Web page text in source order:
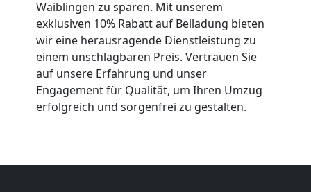
Waiblingen zu sparen. Mit unserem
exklusiven 10% Rabatt auf Beiladung bieten
wir eine herausragende Dienstleistung zu
einem unschlagbaren Preis. Vertrauen Sie
auf unsere Erfahrung und unser
Engagement für Qualität, um Ihren Umzug
erfolgreich und sorgenfrei zu gestalten.
Möbeltransport
National
Möbeltransport